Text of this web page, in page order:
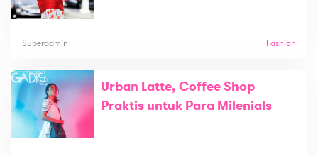
Superadmin Fashion
Urban Latte, Coffee Shop
Praktis untuk Para Milenials